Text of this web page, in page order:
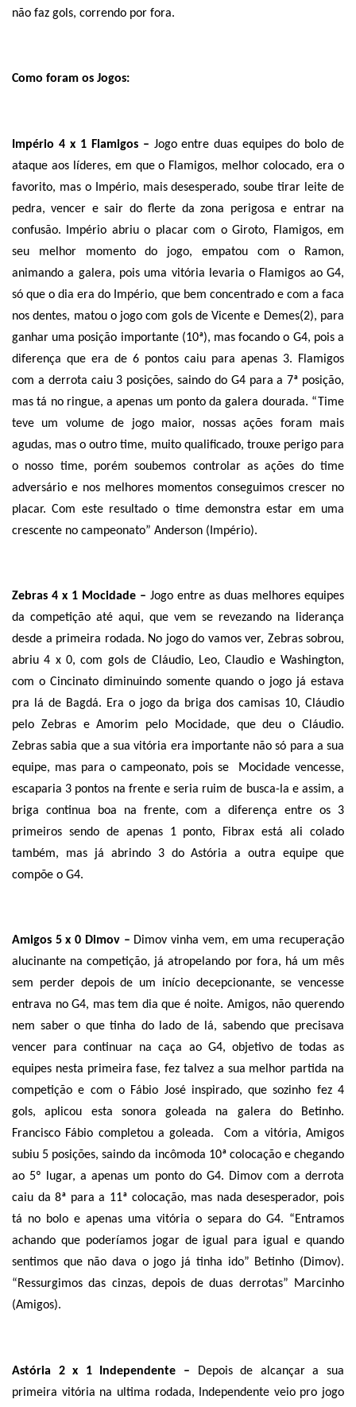
não faz gols, correndo por fora.
Como foram os Jogos:
Império 4 x 1 Flamigos – Jogo entre duas equipes do bolo de
ataque aos líderes, em que o Flamigos, melhor colocado, era o
favorito, mas o Império, mais desesperado, soube tirar leite de
pedra, vencer e sair do flerte da zona perigosa e entrar na
confusão. Império abriu o placar com o Giroto, Flamigos, em
seu melhor momento do jogo, empatou com o Ramon,
animando a galera, pois uma vitória levaria o Flamigos ao G4,
só que o dia era do Império, que bem concentrado e com a faca
nos dentes, matou o jogo com gols de Vicente e Demes(2), para
ganhar uma posição importante (10ª), mas focando o G4, pois a
diferença que era de 6 pontos caiu para apenas 3. Flamigos
com a derrota caiu 3 posições, saindo do G4 para a 7ª posição,
mas tá no ringue, a apenas um ponto da galera dourada. “Time
teve um volume de jogo maior, nossas ações foram mais
agudas, mas o outro time, muito qualificado, trouxe perigo para
o nosso time, porém soubemos controlar as ações do time
adversário e nos melhores momentos conseguimos crescer no
placar. Com este resultado o time demonstra estar em uma
crescente no campeonato” Anderson (Império).
Zebras 4 x 1 Mocidade – Jogo entre as duas melhores equipes
da competição até aqui, que vem se revezando na liderança
desde a primeira rodada. No jogo do vamos ver, Zebras sobrou,
abriu 4 x 0, com gols de Cláudio, Leo, Claudio e Washington,
com o Cincinato diminuindo somente quando o jogo já estava
pra lá de Bagdá. Era o jogo da briga dos camisas 10, Cláudio
pelo Zebras e Amorim pelo Mocidade, que deu o Cláudio.
Zebras sabia que a sua vitória era importante não só para a sua
equipe, mas para o campeonato, pois se
Mocidade vencesse,
escaparia 3 pontos na frente e seria ruim de busca-la e assim, a
briga continua boa na frente, com a diferença entre os 3
primeiros sendo de apenas 1 ponto, Fibrax está ali colado
também, mas já abrindo 3 do Astória a outra equipe que
compõe o G4.
Amigos 5 x 0 Dimov – Dimov vinha vem, em uma recuperação
alucinante na competição, já atropelando por fora, há um mês
sem perder depois de um início decepcionante, se vencesse
entrava no G4, mas tem dia que é noite. Amigos, não querendo
nem saber o que tinha do lado de lá, sabendo que precisava
vencer para continuar na caça ao G4, objetivo de todas as
equipes nesta primeira fase, fez talvez a sua melhor partida na
competição e com o Fábio José inspirado, que sozinho fez 4
gols, aplicou esta sonora goleada na galera do Betinho.
Francisco Fábio completou a goleada.
Com a vitória, Amigos
subiu 5 posições, saindo da incômoda 10ª colocação e chegando
ao 5º lugar, a apenas um ponto do G4. Dimov com a derrota
caiu da 8ª para a 11ª colocação, mas nada desesperador, pois
tá no bolo e apenas uma vitória o separa do G4. “Entramos
achando que poderíamos jogar de igual para igual e quando
sentimos que não dava o jogo já tinha ido” Betinho (Dimov).
“Ressurgimos das cinzas, depois de duas derrotas” Marcinho
(Amigos).
Astória 2 x 1 Independente –
Depois de alcançar a sua
primeira vitória na ultima rodada, Independente veio pro jogo